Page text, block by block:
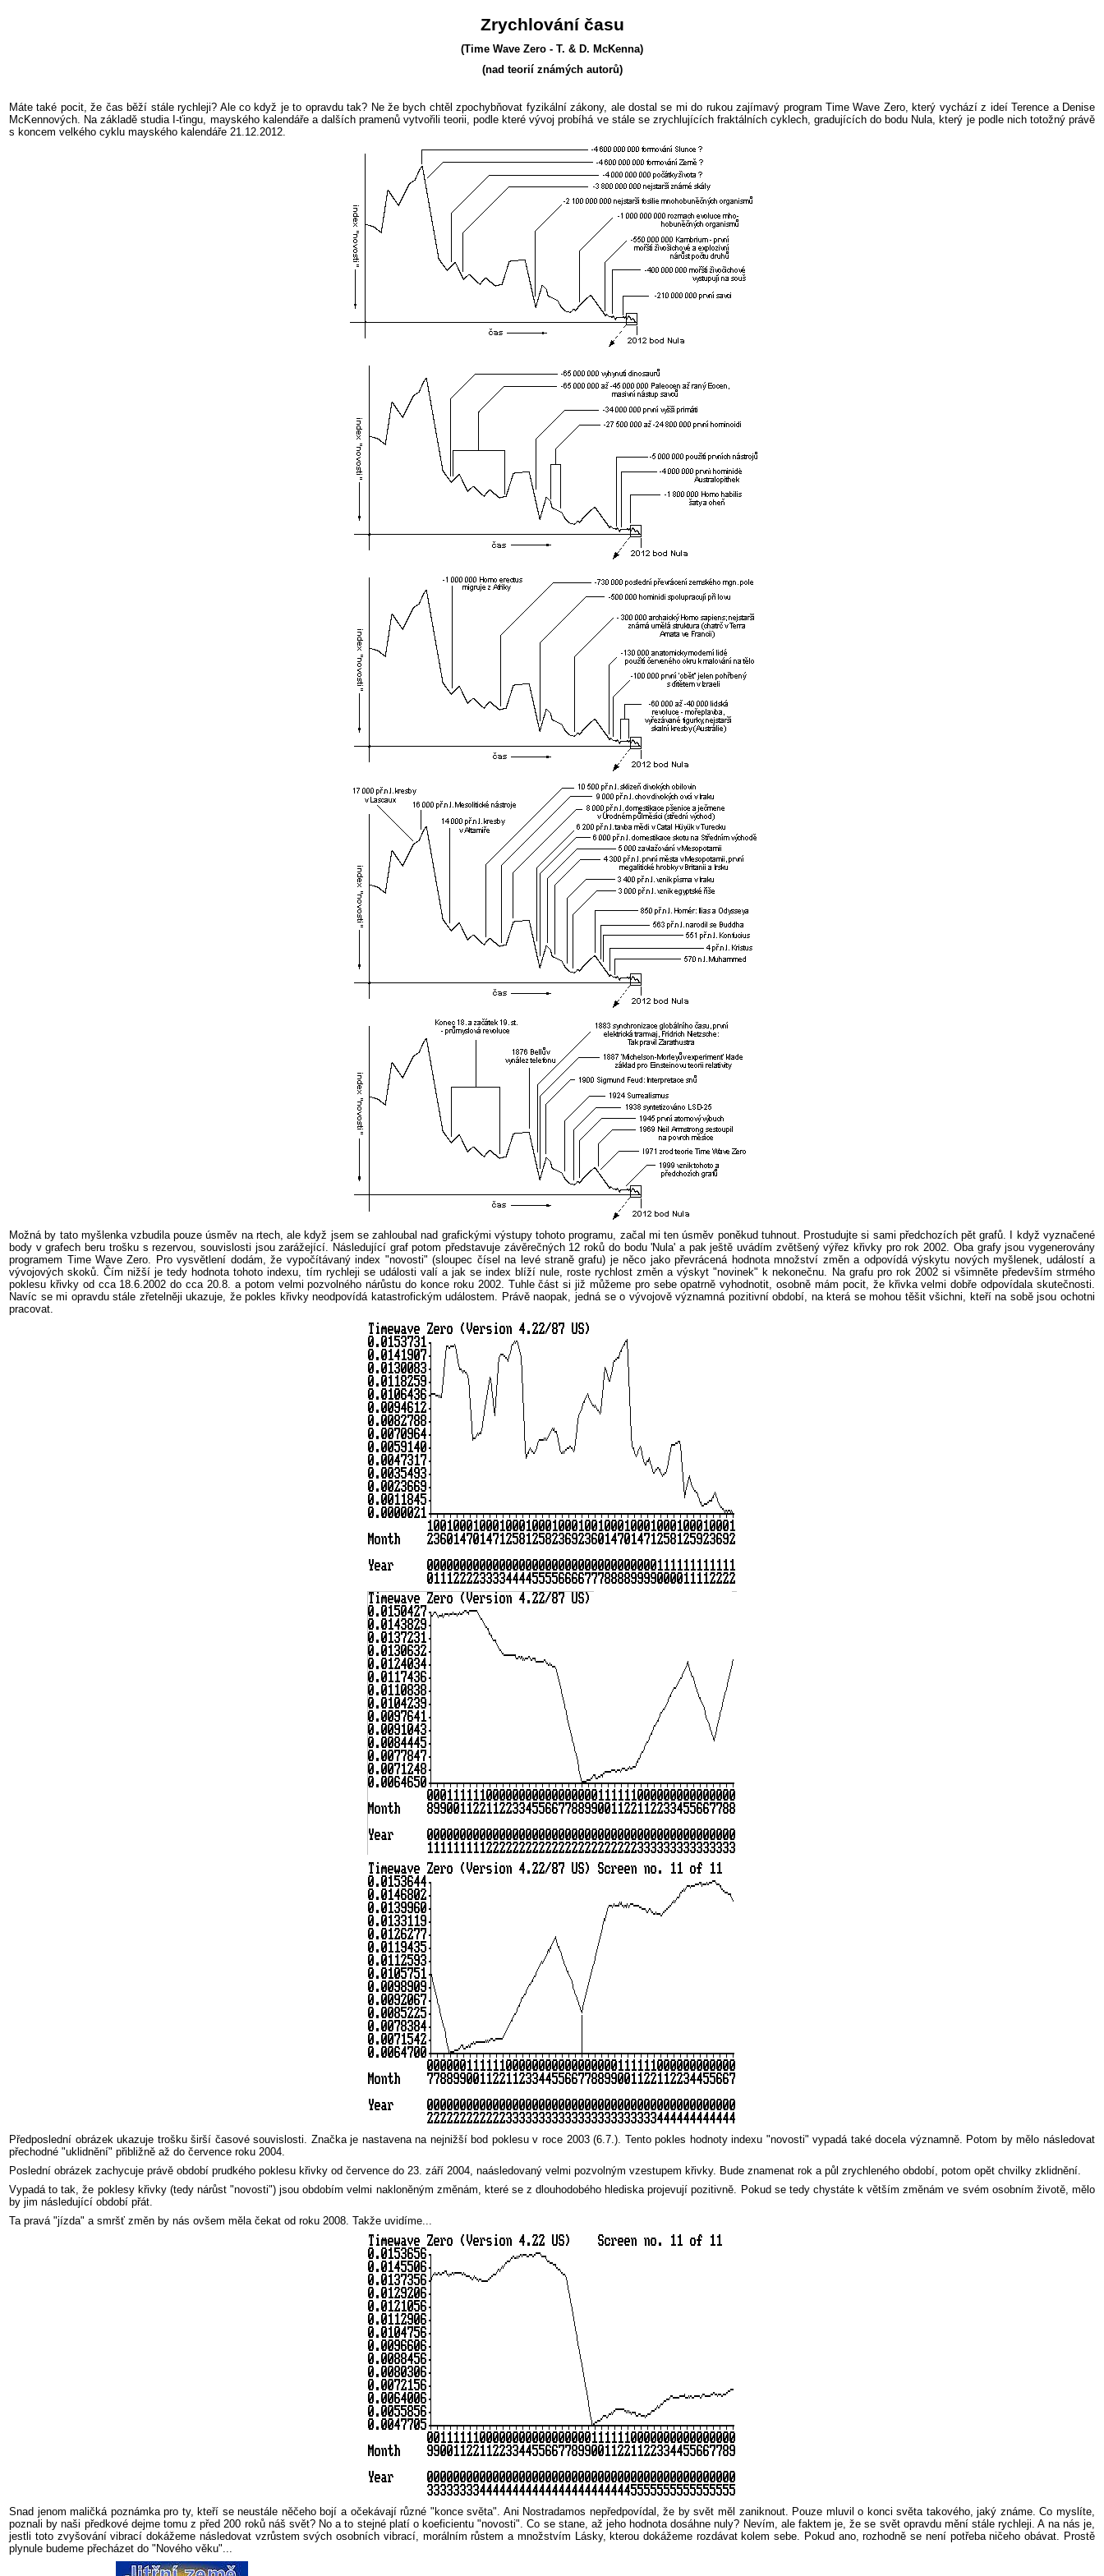
Zrychlování času
(Time Wave Zero - T. & D. McKenna)
(nad teorií známých autorů)
Máte také pocit, že čas běží stále rychleji? Ale co když je to opravdu tak? Ne že bych chtěl zpochybňovat fyzikální zákony, ale dostal se mi do rukou zajímavý programTime Wave Zero, který vychází z ideí Terence a Denise
McKennových . Na základě studia I-ťingu , mayského kalendáře a dalších pramenů vytvořili teorii, podle které vývoj probíhá ve stále se zrychlujících fraktálníchcyklech, gradujících do bodu Nula, který je podle nich totožný právě
s koncem velkého cyklu mayského kalendáře 21.12.2012.
Možná by tato myšlenka vzbudila pouze úsměv na rtech, ale když jsem se zahloubal nad grafickými výstupy tohoto programu, začal mi ten úsměv poněkud tuhnout. Prostudujte si sami předchozích pět grafů. I když vyznačené
body v grafech beru trošku s rezervou, souvislosti jsou zarážející. Následující graf potom představuje závěrečných 12 roků do bodu 'Nula' a pak ještě uvádím zvětšený výřez křivky pro rok 2002. Oba grafy jsou vygenerovány
programem Time Wave Zero . Pro vysvětlení dodám, že vypočítávaný index "novosti" (sloupec čísel na levé straně grafu) je něco jako převrácená hodnota množství změn a odpovídá výskytu nových myšlenek, událostí a
vývojových skoků. Čím nižší je tedy hodnota tohoto indexu, tím rychleji se události valí a jak se index blíží nule, roste rychlost změn a výskyt "novinek" k nekonečnu. Na grafu pro rok 2002 si všimněte především strmého
poklesu křivky od cca 18.6.2002 do cca 20.8. a potom velmi pozvolného nárůstu do konce roku 2002. Tuhle část si již můžeme pro sebe opatrně vyhodnotit, osobně mám pocit, že křivka velmi dobře odpovídala skutečnosti.
Navíc se mi opravdu stále zřetelněji ukazuje, že pokles křivky neodpovídá katastrofickým událostem. Právě naopak, jedná se o vývojově významná pozitivní období, na která se mohou těšit všichni, kteří na sobě jsou ochotni
pracovat.
Předposlední obrázek ukazuje trošku širší časové souvislosti. Značka je nastavena na nejnižší bod poklesu v roce 2003 (6.7.). Tento pokles hodnoty indexu "novosti" vypadá také docela významně. Potom by mělo následovat
přechodné "uklidnění" přibližně až do července roku 2004.
Poslední obrázek zachycuje právě období prudkého poklesu křivky od července do 23. září 2004,naásledovaný velmi pozvolným vzestupem křivky. Bude znamenat rok a půl zrychleného období, potom opět chvilky zklidnění.
Vypadá to tak, že poklesy křivky (tedy nárůst "novosti") jsou obdobím velmi nakloněným změnám, které se z dlouhodobého hlediska projevují pozitivně. Pokud se tedy chystáte k větším změnám ve svém osobním životě, mělo
by jim následující období přát.
Ta pravá "jízda" a smršť změn by nás ovšem měla čekat od roku 2008. Takže uvidíme...
Snad jenom maličká poznámka pro ty, kteří se neustále něčeho bojí a očekávají různé "konce světa". Ani Nostradamos nepředpovídal, že by svět měl zaniknout. Pouze mluvil o konci světa takového, jaký známe. Co myslíte,
poznali by naši předkové dejme tomu z před 200 roků náš svět? No a to stejné platí o koeficientu "novosti". Co se stane, až jeho hodnota dosáhne nuly? Nevím, ale faktem je, že se svět opravdu mění stále rychleji. A na nás je,
jestli toto zvyšování vibrací dokážeme následovat vzrůstem svých osobních vibrací, morálním růstem a množstvím Lásky, kterou dokážeme rozdávat kolem sebe. Pokud ano, rozhodně se není potřeba ničeho obávat. Prostě
plynule budeme přecházet do "Nového věku"...